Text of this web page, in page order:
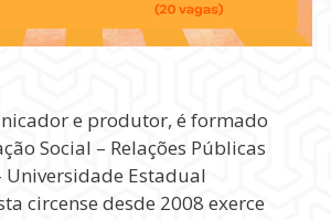
e produtor, é formado
Social – Relações Públicas
Universidade Estadual
circense desde 2008 exerce